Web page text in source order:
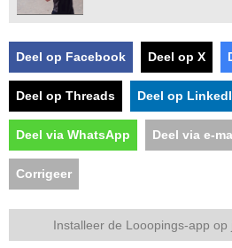
Deel op Facebook Deel op X
Deel op Threads Deel op
Deel via WhatsApp Deel via e-
Corrigeer
Installeer de Looopings-app op